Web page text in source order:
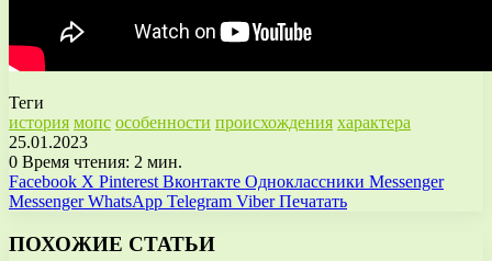
Теги
история мопс особенности происхождения характера
25.01.2023
0 Время чтения: 2 мин.
Facebook X Pinterest Вконтакте Одноклассники Messenger
Messenger WhatsApp Telegram Viber Печатать
ПОХОЖИЕ СТАТЬИ